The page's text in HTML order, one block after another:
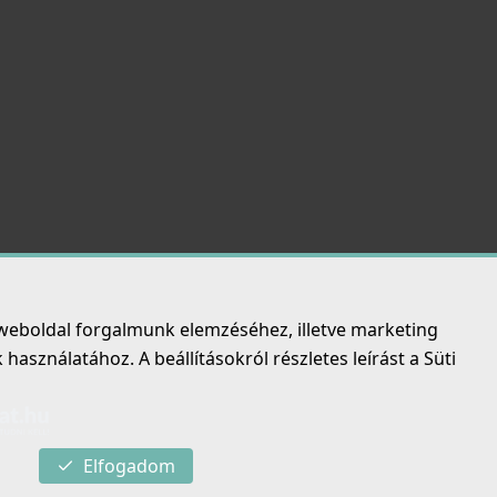
forgalmunk elemzéséhez, illetve marketing
A beállításokról részletes leírást a Süti
Elfogadom